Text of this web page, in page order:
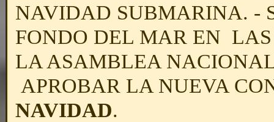
NAVIDAD SUBMARINA. -
FONDO DEL MAR EN
LA ASAMBLEA
APROBAR LA NUEVA
NAVIDAD.